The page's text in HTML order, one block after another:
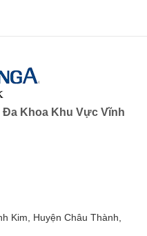
Đa Khoa Khu Vực Vĩnh
Kim, Huyện Châu Thành,